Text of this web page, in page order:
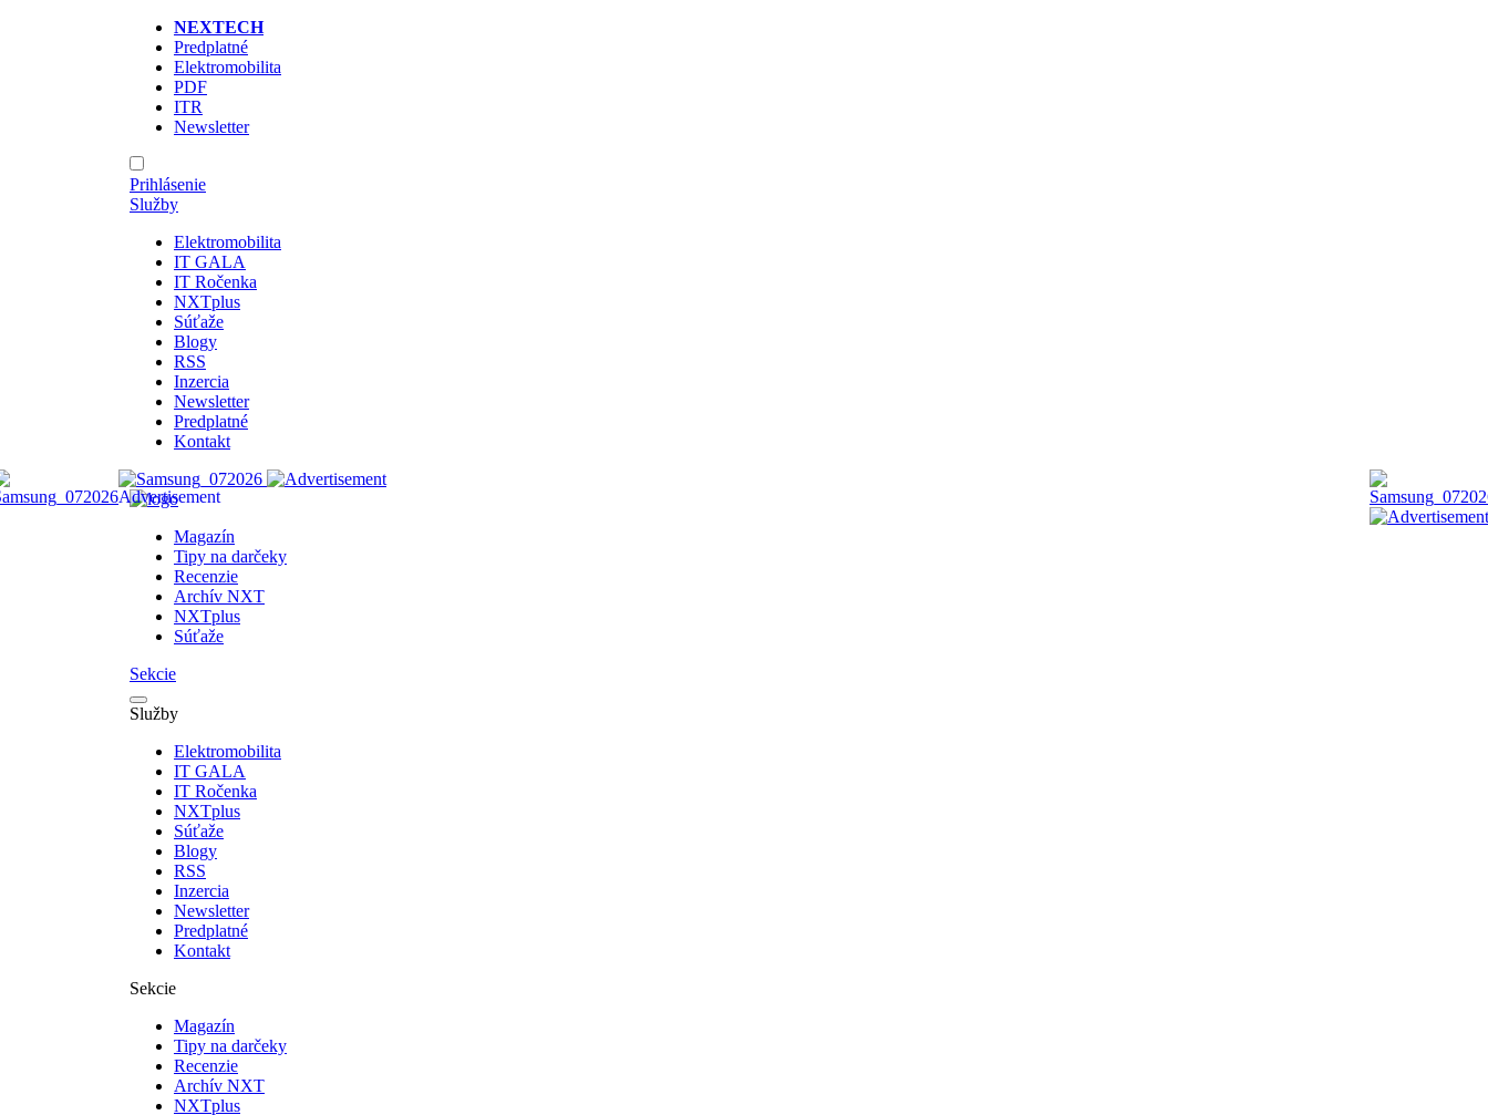
NEXTECH
Predplatné
Elektromobilita
PDF
ITR
Newsletter
Prihlásenie
Služby
Elektromobilita
IT GALA
IT Ročenka
NXTplus
Súťaže
Blogy
RSS
Inzercia
Newsletter
Predplatné
Kontakt
Magazín
Tipy na darčeky
Recenzie
Archív NXT
NXTplus
Súťaže
Sekcie
Služby
Elektromobilita
IT GALA
IT Ročenka
NXTplus
Súťaže
Blogy
RSS
Inzercia
Newsletter
Predplatné
Kontakt
Sekcie
Magazín
Tipy na darčeky
Recenzie
Archív NXT
NXTplus